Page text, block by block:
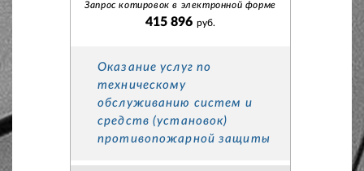
Запрос котировок в электронной форме
415 896 руб.
Оказание услуг по
техническому
обслуживанию систем и
средств (установок)
противопожарной защиты